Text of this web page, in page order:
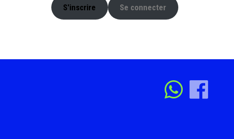
S'inscrire Se connecter